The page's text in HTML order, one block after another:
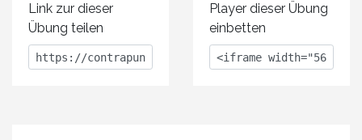
Link zur dieser
Übung teilen
Player dieser Übung
einbetten